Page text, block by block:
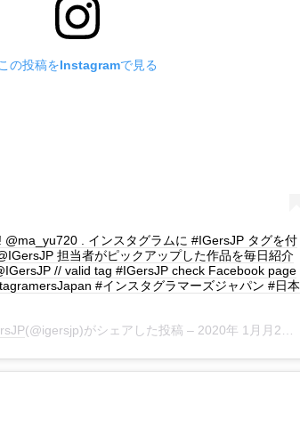
この投稿をInstagramで見る
@ma_yu720 . インスタグラムに #IGersJP タグを付
担当者がピックアップした作品を毎日紹介
// valid tag #IGersJP check Facebook page
#インスタグラマーズジャパン #日本
(@igersjp)がシェアした投稿 – 2020年 1月月2日午前3時10分PST